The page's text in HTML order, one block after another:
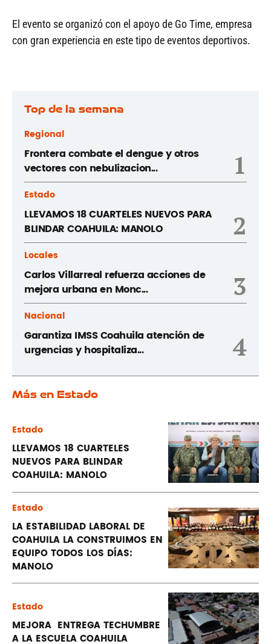
El evento se organizó con el apoyo de Go Time, empresa
con gran experiencia en este tipo de eventos deportivos.
Top de la semana
Regional
Frontera combate el dengue y otros
vectores con nebulizacion...
1
Estado
LLEVAMOS 18 CUARTELES NUEVOS PARA
BLINDAR COAHUILA: MANOLO
2
Locales
Carlos Villarreal refuerza acciones de
mejora urbana en Monc...
3
Nacional
Garantiza IMSS Coahuila atención de
urgencias y hospitaliza...
4
Más en Estado
Estado
LLEVAMOS 18 CUARTELES
NUEVOS PARA BLINDAR
COAHUILA: MANOLO
Estado
LA ESTABILIDAD LABORAL DE
COAHUILA LA CONSTRUIMOS EN
EQUIPO TODOS LOS DÍAS:
MANOLO
Estado
MEJORA ENTREGA TECHUMBRE
A LA ESCUELA COAHUILA